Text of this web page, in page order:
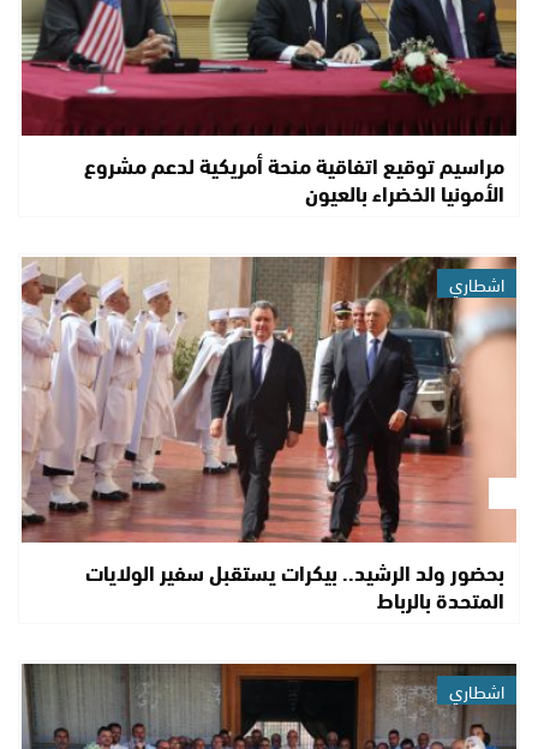
مراسيم توقيع اتفاقية منحة أمريكية لدعم مشروع
الأمونيا الخضراء بالعيون
اشطاري
بحضور ولد الرشيد.. بيكرات يستقبل سفير الولايات
المتحدة بالرباط
اشطاري